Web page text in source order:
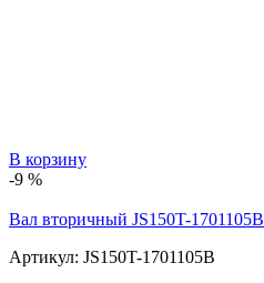
В корзину
-9 %
Вал вторичный JS150T-1701105B
Артикул: JS150T-1701105B